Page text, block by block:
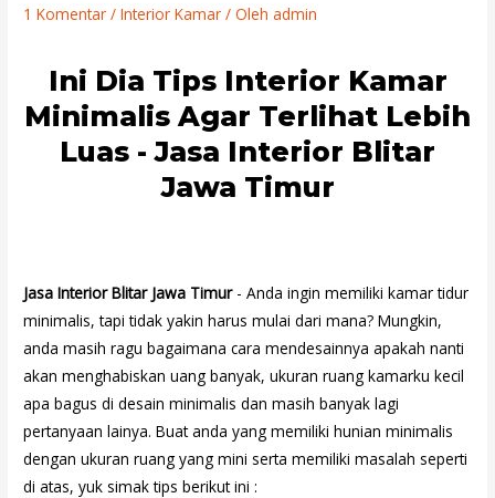
1 Komentar /Interior Kamar / Oleh admin
Ini Dia Tips Interior Kamar
Minimalis Agar Terlihat Lebih
Luas - Jasa Interior Blitar
Jawa Timur
Jasa Interior Blitar Jawa Timur- Anda ingin memiliki kamar tidur
minimalis, tapi tidak yakin harus mulai dari mana? Mungkin,
anda masih ragu bagaimana cara mendesainnya apakah nanti
akan menghabiskan uang banyak, ukuran ruang kamarku kecil
apa bagus di desain minimalis dan masih banyak lagi
pertanyaan lainya. Buat anda yang memiliki hunian minimalis
dengan ukuran ruang yang mini serta memiliki masalah seperti
di atas, yuk simak tips berikut ini :